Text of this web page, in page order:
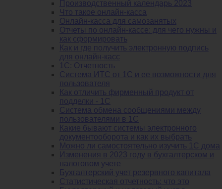
Производственный календарь 2023
Что такое онлайн-касса
Онлайн-касса для самозанятых
Отчеты по онлайн-кассе: для чего нужны и
как сформировать
Как и где получить электронную подпись
для онлайн-касс
1С: Отчетность
Система ИТС от 1С и ее возможности для
пользователя
Как отличить фирменный продукт от
подделки - 1С
Система обмена сообщениями между
пользователями в 1С
Какие бывают системы электронного
документооборота и как их выбрать
Можно ли самостоятельно изучить 1С дома
Изменения в 2023 году в бухгалтерском и
налоговом учете
Бухгалтерский учет резервного капитала
Статистическая отчетность: что это